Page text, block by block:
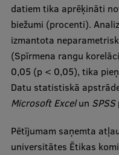
datiem tika aprēķināti
biežumi (procenti).
izmantota
(Spīrmena rangu
0,05 (p < 0,05), tika
Datu statistiskā
Microsoft Excelun SPSS
Pētījumam saņemta
universitātes Ētikas